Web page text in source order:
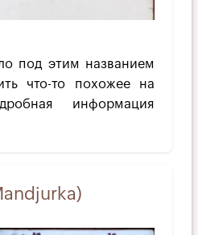
под этим названием
что-то похожее на
информация